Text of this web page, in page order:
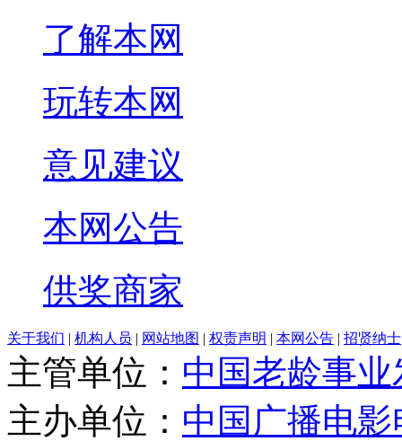
了解本网
玩转本网
意见建议
本网公告
供奖商家
关于我们 | 机构人员 | 网站地图 | 权责声明 | 本网公告 | 招贤纳士
主管单位： 中国老龄事
主办单位： 中国广播电